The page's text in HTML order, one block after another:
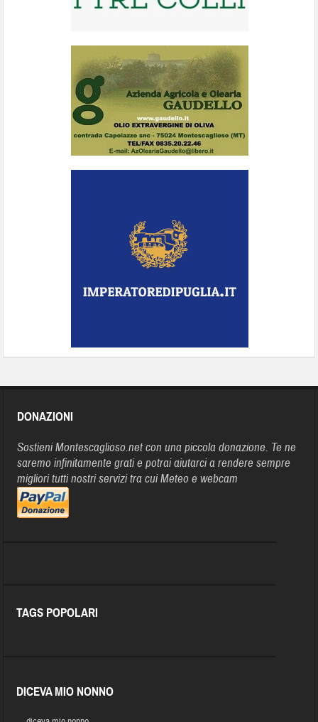
DONAZIONI
Sostieni Montescaglioso.net con una piccola donazione. Te ne
saremo infinitamente grati e potrai aiutarci a rendere sempre
migliori tutti nostri servizi tra cui Meteo e webcam
TAGS POPOLARI
DICEVA MIO NONNO